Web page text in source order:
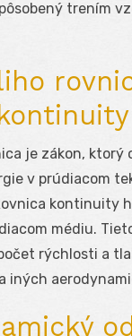
trením
je zákon, ktorý
v prúdiacom
kontinuity
médiu.
rýchlosti a
iných